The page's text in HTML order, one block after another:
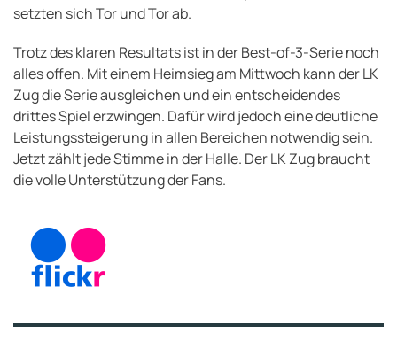
setzten sich Tor und Tor ab.
Trotz des klaren Resultats ist in der Best-of-3-Serie noch
alles offen. Mit einem Heimsieg am Mittwoch kann der LK
Zug die Serie ausgleichen und ein entscheidendes
drittes Spiel erzwingen. Dafür wird jedoch eine deutliche
Leistungssteigerung in allen Bereichen notwendig sein.
Jetzt zählt jede Stimme in der Halle. Der LK Zug braucht
die volle Unterstützung der Fans.